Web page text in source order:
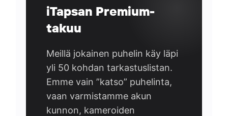
iTapsan Premium-
takuu
Meillä jokainen puhelin käy läpi
yli 50 kohdan tarkastuslistan.
Emme vain ”katso” puhelinta,
vaan varmistamme akun
kunnon, kameroiden